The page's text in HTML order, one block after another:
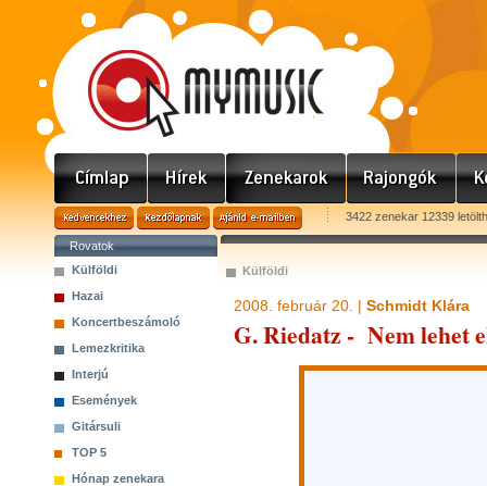
3422 zenekar 12339
Rovatok
Külföldi
Hazai
Koncertbeszámoló
Lemezkritika
Interjú
Események
Gitársuli
TOP 5
Hónap zenekara
Külföldi
2008. február 20. | Schmidt Klára
G. Riedatz - Nem lehet